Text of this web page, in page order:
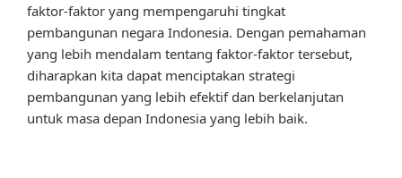
faktor-faktor yang mempengaruhi tingkat
pembangunan negara Indonesia. Dengan pemahaman
yang lebih mendalam tentang faktor-faktor tersebut,
diharapkan kita dapat menciptakan strategi
pembangunan yang lebih efektif dan berkelanjutan
untuk masa depan Indonesia yang lebih baik.